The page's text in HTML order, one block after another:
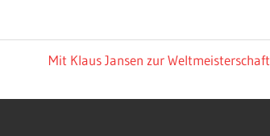
Nächster
Mit Klaus Jansen zur Weltmeisterschaft